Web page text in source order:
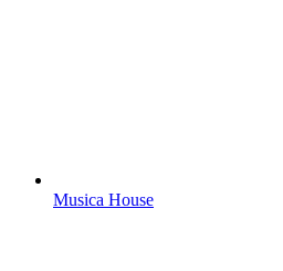
Musica House